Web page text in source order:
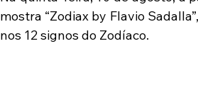
mostra “Zodiax by Flavio
nos 12 signos do Zodíaco.